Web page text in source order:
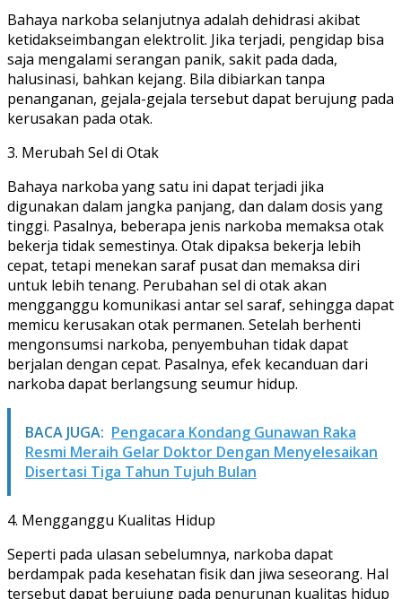
Bahaya narkoba selanjutnya adalah dehidrasi akibat
ketidakseimbangan elektrolit. Jika terjadi, pengidap bisa
saja mengalami serangan panik, sakit pada dada,
halusinasi, bahkan kejang. Bila dibiarkan tanpa
penanganan, gejala-gejala tersebut dapat berujung pada
kerusakan pada otak.
3. Merubah Sel di Otak
Bahaya narkoba yang satu ini dapat terjadi jika
digunakan dalam jangka panjang, dan dalam dosis yang
tinggi. Pasalnya, beberapa jenis narkoba memaksa otak
bekerja tidak semestinya. Otak dipaksa bekerja lebih
cepat, tetapi menekan saraf pusat dan memaksa diri
untuk lebih tenang. Perubahan sel di otak akan
mengganggu komunikasi antar sel saraf, sehingga dapat
memicu kerusakan otak permanen. Setelah berhenti
mengonsumsi narkoba, penyembuhan tidak dapat
berjalan dengan cepat. Pasalnya, efek kecanduan dari
narkoba dapat berlangsung seumur hidup.
BACA JUGA: Pengacara Kondang Gunawan Raka
Resmi Meraih Gelar Doktor Dengan Menyelesaikan
Disertasi Tiga Tahun Tujuh Bulan
4. Mengganggu Kualitas Hidup
Seperti pada ulasan sebelumnya, narkoba dapat
berdampak pada kesehatan fisik dan jiwa seseorang. Hal
tersebut dapat berujung pada penurunan kualitas hidup